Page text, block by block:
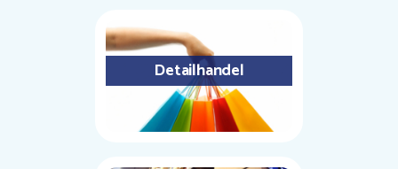
Detailhandel